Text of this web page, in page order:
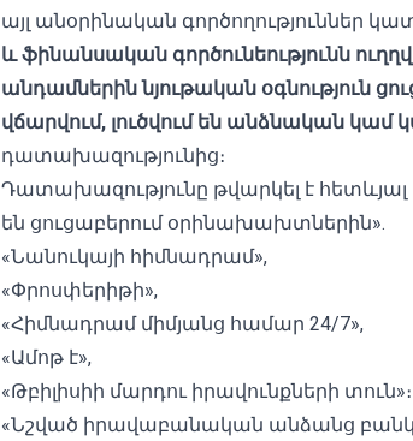
այլ անօրինական գործողություններ
և ֆինանսական գործունեությունն
անդամներին նյութական օգնություն
վճարվում, լուծվում են անձնական
դատախազությունից։
Դատախազությունը թվարկել է հետևյալ
են ցուցաբերում օրինախախտներին».
«Նանուկայի հիմնադրամ»,
«Փրոսփերիթի»,
«Հիմնադրամ միմյանց համար 24/7»,
«Ամոթ է»,
«Թբիլիսիի մարդու իրավունքների տուն»։
«Նշված իրավաբանական անձանց